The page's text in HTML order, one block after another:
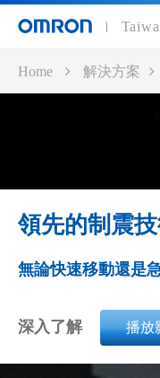
Home 解決方案
領先的制震
無論快速移動還是
深入了解 播放